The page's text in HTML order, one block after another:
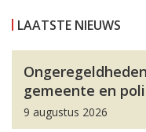
LAATSTE NIEUWS
gemeente en
9 augustus 2026